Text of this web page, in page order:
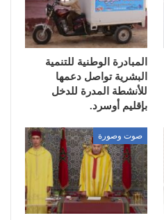
المبادرة الوطنية للتنمية
البشرية تواصل دعمها
للأنشطة المدرة للدخل
بإقليم أوسرد.
صوت وصورة